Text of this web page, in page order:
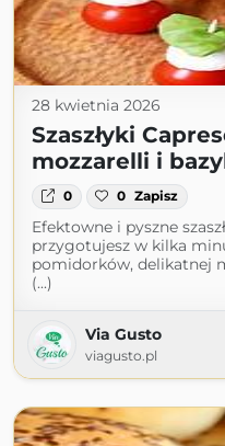
28 kwietnia 2026
Szaszłyki
mozzarelli i
0 0 Zapisz
Efektowne i pyszne
przygotujesz w kilka
pomidorków, delikatnej
(...)
Via Gusto
viagusto.pl